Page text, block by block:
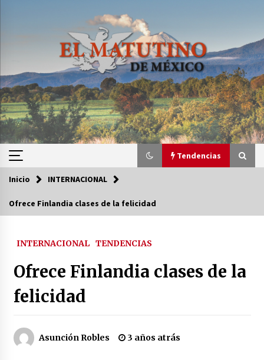
Tendencias
Tendencias
2 semanas atrás
Héctor Díaz-Polanco renuncia a la presidencia
extremo en gran parte de México
Inicio INTERNACIONAL
Ofrece Finlandia clases de la felicidad
INTERNACIONAL TENDENCIAS
Ofrece Finlandia clases de la
felicidad
Asunción Robles 3 años atrás